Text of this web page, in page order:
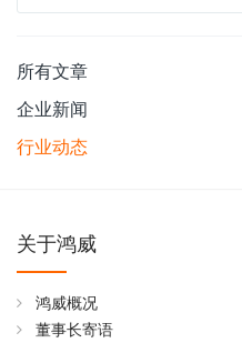
所有文章
企业新闻
行业动态
关于鸿威
鸿威概况
董事长寄语